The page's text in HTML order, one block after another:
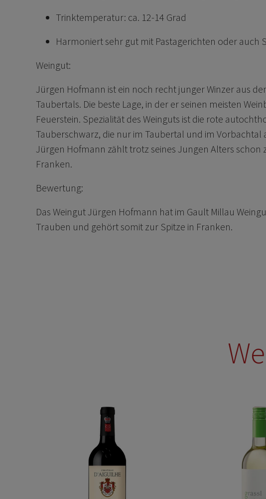
Trinktemperatur: ca. 12-14 Grad
Harmoniert sehr gut mit Pastagerichten oder auch
Weingut:
Jürgen Hofmann ist ein noch recht junger Winzer aus
Taubertals. Die beste Lage, in der er seinen meisten
Feuerstein. Spezialität des Weinguts ist die rote
Tauberschwarz, die nur im Taubertal und im Vorbachtal
Jürgen Hofmann zählt trotz seines Jungen Alters schon
Franken.
Bewertung:
Das Weingut Jürgen Hofmann hat im Gault Millau
Trauben und gehört somit zur Spitze in Franken.